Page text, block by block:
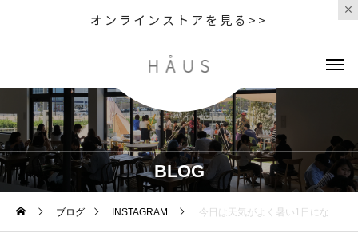
オンラインストアを見る>>
BLOG
ブログ INSTAGRAM ..今日は天気がよく暑い1日になりましたね〜︎..先日サプライズのご注文をいただきました♡♡ありがとうございます！..HAUS bistro cafeではサプライズのご予約も承っております…！ホールケーキもデザートの盛り合わせも◎詳しくはスタッフにご相談くださいね︎♡..︎ランチのお時間のサプライズはお断りすることがありますがご了承ください。可能な範囲で対応させていただきますのでお気軽にご相談ください◎..#サプライズ #デザート #盛り合わせ#dessert #sweets #bistrocafe #cafe #hausmatsue #島根 #松江